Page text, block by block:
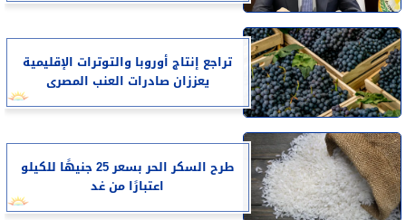
تراجع إنتاج أوروبا والتوترات الإقليمية
يعززان صادرات العنب المصرى
طرح السكر الحر بسعر 25 جنيهًا للكيلو
اعتبارًا من غد